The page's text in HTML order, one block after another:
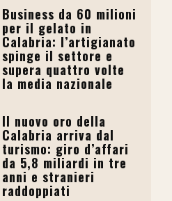
Business da 60 milioni
per il gelato in
Calabria: l’artigianato
spinge il settore e
supera quattro volte
la media nazionale
Il nuovo oro della
Calabria arriva dal
turismo: giro d’affari
da 5,8 miliardi in tre
anni e stranieri
raddoppiati